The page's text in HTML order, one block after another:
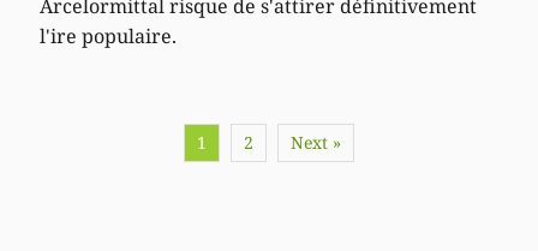
Arcelormittal risque de s'attirer définitivement
l'ire populaire.
1 2 Next »